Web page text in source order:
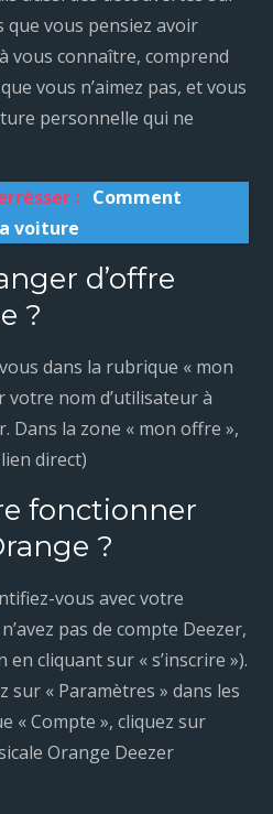
que vous pensiez avoir
vous connaître, comprend
vous n’aimez pas, et vous
personnelle qui ne
: Comment
voiture
d’offre
?
dans la rubrique « mon
votre nom d’utilisateur à
Dans la zone « mon offre »,
direct)
fonctionner
?
vous avec votre
pas de compte Deezer,
cliquant sur « s’inscrire »).
sur « Paramètres » dans les
« Compte », cliquez sur
Orange Deezer